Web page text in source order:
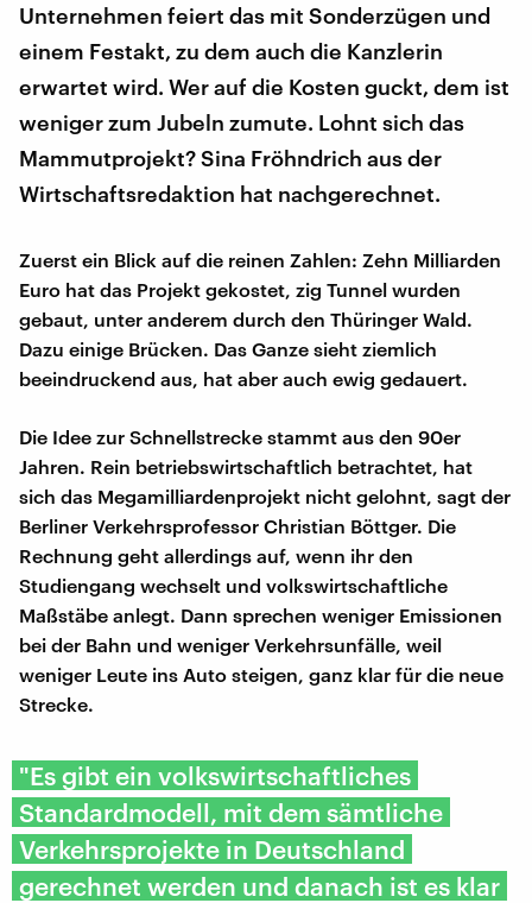
Unternehmen feiert das mit Sonderzügen und
einem Festakt, zu dem auch die Kanzlerin
erwartet wird. Wer auf die Kosten guckt, dem ist
weniger zum Jubeln zumute. Lohnt sich das
Mammutprojekt? Sina Fröhndrich aus der
Wirtschaftsredaktion hat nachgerechnet.
Zuerst ein Blick auf die reinen Zahlen: Zehn Milliarden
Euro hat das Projekt gekostet, zig Tunnel wurden
gebaut, unter anderem durch den Thüringer Wald.
Dazu einige Brücken. Das Ganze sieht ziemlich
beeindruckend aus, hat aber auch ewig gedauert.
Die Idee zur Schnellstrecke stammt aus den 90er
Jahren. Rein betriebswirtschaftlich betrachtet, hat
sich das Megamilliardenprojekt nicht gelohnt, sagt der
Berliner Verkehrsprofessor Christian Böttger. Die
Rechnung geht allerdings auf, wenn ihr den
Studiengang wechselt und volkswirtschaftliche
Maßstäbe anlegt. Dann sprechen weniger Emissionen
bei der Bahn und weniger Verkehrsunfälle, weil
weniger Leute ins Auto steigen, ganz klar für die neue
Strecke.
"Es gibt ein volkswirtschaftliches
Standardmodell, mit dem sämtliche
Verkehrsprojekte in Deutschland
gerechnet werden und danach ist es klar